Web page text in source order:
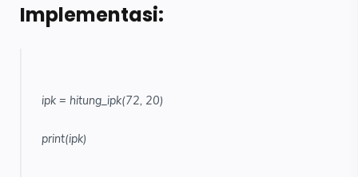
Implementasi:
ipk = hitung_ipk(72, 20)
print(ipk)